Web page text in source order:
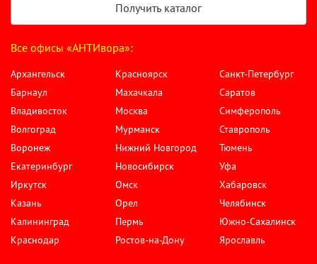
Получить каталог
Все офисы «АНТИвора»:
Архангельск
Барнаул
Владивосток
Волгоград
Воронеж
Екатеринбург
Иркутск
Казань
Калининград
Краснодар
Красноярск
Махачкала
Москва
Мурманск
Нижний Новгород
Новосибирск
Омск
Орел
Пермь
Ростов-на-Дону
Санкт-Петербург
Саратов
Симферополь
Ставрополь
Тюмень
Уфа
Хабаровск
Челябинск
Южно-Сахалинск
Ярославль